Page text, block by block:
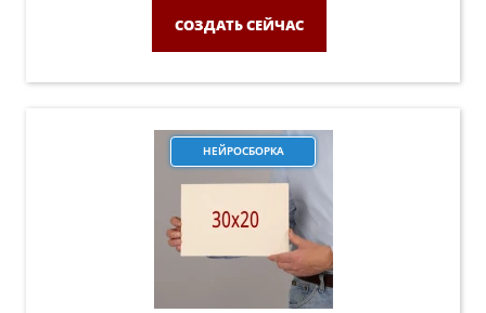
СОЗДАТЬ СЕЙЧАС
НЕЙРОСБОРКА